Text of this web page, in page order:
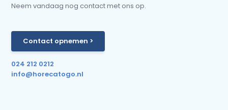
Neem vandaag nog contact met ons op.
Contact opnemen >
024 212 0212
info@horecatogo.nl